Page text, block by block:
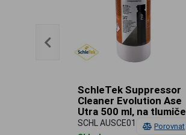
Porovnat
SchleTek Suppressor
Cleaner Evolution Ase
Utra 500 ml, na tlumiče
hluku výstřelu
SCHL AUSCE01